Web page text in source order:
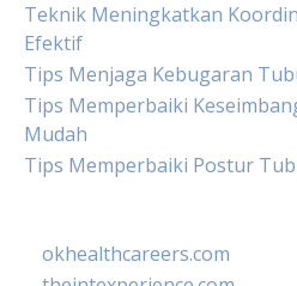
Teknik Meningkatkan
Efektif
Tips Menjaga Kebugaran
Tips Memperbaiki
Mudah
Tips Memperbaiki Postur
okhealthcareers.com